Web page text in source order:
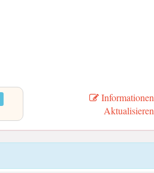
Informationen
Aktualisieren